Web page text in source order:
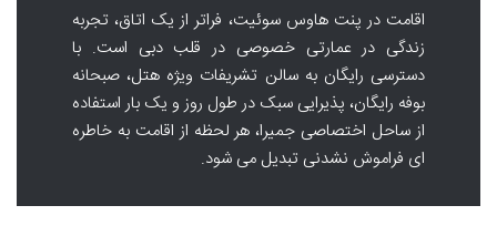
اقامت در پنت هاوس سوئیت، فراتر از یک اتاق، تجربه
زندگی در عمارتی خصوصی در قلب دبی است. با
دسترسی رایگان به سالن تشریفات ویژه هتل، صبحانه
بوفه رایگان، پذیرایی سبک در طول روز و یک بار استفاده
از ساحل اختصاصی جمیرا، هر لحظه از اقامت به خاطره
ای فراموش نشدنی تبدیل می شود.